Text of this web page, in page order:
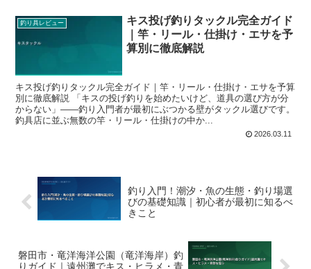
釣り具レビュー
キス投げ釣りタックル完全ガイド
｜竿・リール・仕掛け・エサを予
算別に徹底解説
キス投げ釣りタックル完全ガイド｜竿・リール・仕掛け・エサを予算
別に徹底解説 「キスの投げ釣りを始めたいけど、道具の選び方が分
からない」——釣り入門者が最初にぶつかる壁がタックル選びです。
釣具店に並ぶ無数の竿・リール・仕掛けの中か...
2026.03.11
釣り入門！潮汐・魚の生態・釣り場選
びの基礎知識｜初心者が最初に知るべ
きこと
磐田市・竜洋海洋公園（竜洋海岸）釣
りガイド｜遠州灘でキス・ヒラメ・青